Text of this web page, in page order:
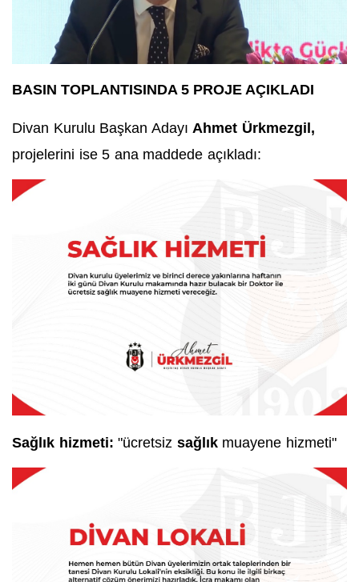
BASIN TOPLANTISINDA 5 PROJE AÇIKLADI
Divan Kurulu Başkan Adayı Ahmet Ürkmezgil,
projelerini ise 5 ana maddede açıkladı:
Sağlık hizmeti: "ücretsiz sağlıkmuayene hizmeti"